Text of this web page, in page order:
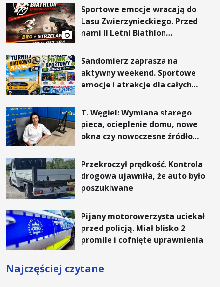
Sportowe emocje wracają do
Lasu Zwierzynieckiego. Przed
nami II Letni Biathlon
Sandomierz zaprasza na
aktywny weekend. Sportowe
emocje i atrakcje dla całych
T. Węgiel: Wymiana starego
pieca, ocieplenie domu, nowe
okna czy nowoczesne źródło
rachunki za energię, lepszy
komfort życia i... czystsze
powietrze
Przekroczył prędkość. Kontrola
drogowa ujawniła, że auto było
poszukiwane
Pijany motorowerzysta uciekał
przed policją. Miał blisko 2
promile i cofnięte uprawnienia
Najczęściej czytane